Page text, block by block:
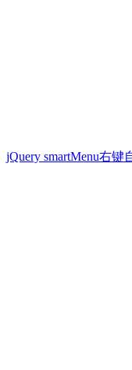
jQuery smartMenu右